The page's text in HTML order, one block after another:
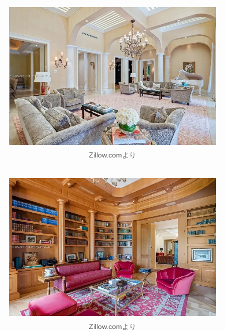
Zillow.comより
Zillow.comより